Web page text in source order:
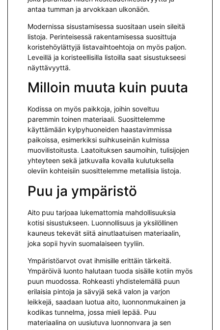
antaa tumman ja arvokkaan ulkonäön.
Modernissa sisustamisessa suositaan usein sileitä
listoja. Perinteisessä rakentamisessa suosittuja
koristehöylättyjä listavaihtoehtoja on myös paljon.
Leveillä ja koristeellisilla listoilla saat sisustukseesi
näyttävyyttä.
Milloin muuta kuin puuta
Kodissa on myös paikkoja, joihin soveltuu
paremmin toinen materiaali. Suosittelemme
käyttämään kylpyhuoneiden haastavimmissa
paikoissa, esimerkiksi suihkuseinän kulmissa
muovilistoitusta. Laatoituksen saumoihin, tulisijojen
yhteyteen sekä jatkuvalla kovalla kulutuksella
oleviin kohteisiin suosittelemme metallisia listoja.
Puu ja ympäristö
Aito puu tarjoaa lukemattomia mahdollisuuksia
kotisi sisustukseen. Luonnollisuus ja yksilöllinen
kauneus tekevät siitä ainutlaatuisen materiaalin,
joka sopii hyvin suomalaiseen tyyliin.
Ympäristöarvot ovat ihmisille erittäin tärkeitä.
Ympäröivä luonto halutaan tuoda sisälle kotiin myös
puun muodossa. Rohkeasti yhdistelemällä puun
erilaisia pintoja ja sävyjä sekä valon ja varjon
leikkejä, saadaan luotua aito, luonnonmukainen ja
kodikas tunnelma, jossa mieli lepää. Puu
materiaalina on uusiutuva luonnonvara ja sen